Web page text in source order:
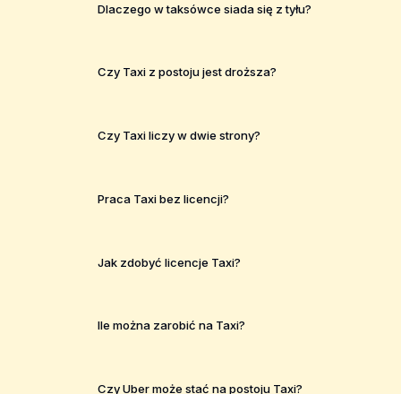
Dlaczego w taksówce siada się z tyłu?
Czy Taxi z postoju jest droższa?
Czy Taxi liczy w dwie strony?
Praca Taxi bez licencji?
Jak zdobyć licencje Taxi?
Ile można zarobić na Taxi?
Czy Uber może stać na postoju Taxi?